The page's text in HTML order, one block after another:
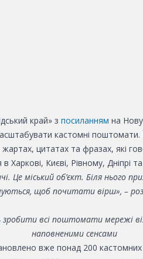
край» з посиланням на
кастомні поштомати.
жартах, цитатах та фразах, які
Києві, Рівному, Дніпрі
Це міський об’єкт. Біля нього
щоб почитати вірш», –
зробити всі поштомати мережі
наповненими сенсами
вже понад 200